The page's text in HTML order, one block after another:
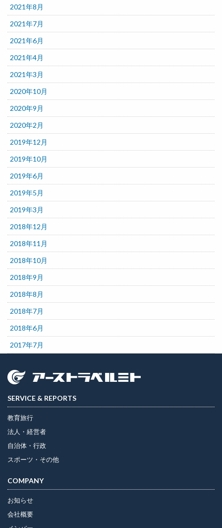
2021年8月
2021年7月
2021年6月
2021年4月
2021年3月
2020年10月
2020年9月
2020年2月
2019年12月
2019年10月
2019年6月
2019年5月
2019年3月
2018年12月
2018年11月
2018年10月
2018年9月
2018年8月
2018年7月
2018年6月
2017年7月
SERVICE & REPORTS
教育旅行
法人・経営者
自治体・行政
スポーツ・その他
COMPANY
お知らせ
会社概要